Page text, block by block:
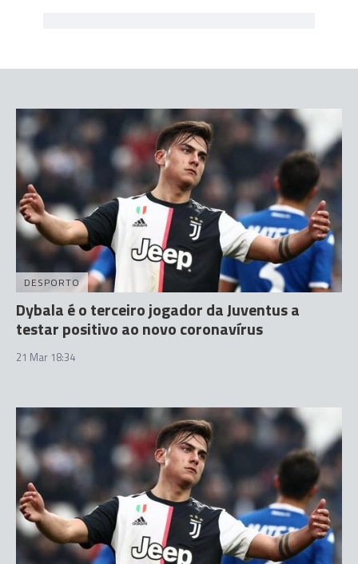
DESPORTO
Dybala é o terceiro jogador da Juventus a
testar positivo ao novo coronavírus
21 Mar 18:34